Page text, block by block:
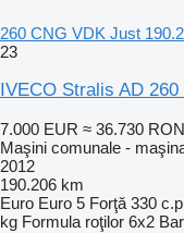
260 CNG VDK Just
23
IVECO Stralis AD
7.000 EUR ≈ 36.730 RON
Maşini comunale -
2012
190.206 km
Euro Euro 5 Forţă 330
kg Formula roţilor 6x2